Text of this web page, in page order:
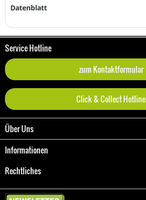
Datenblatt
Service Hotline
zum Kontaktformular
Click & Collect Hotline
Über Uns
Informationen
Rechtliches